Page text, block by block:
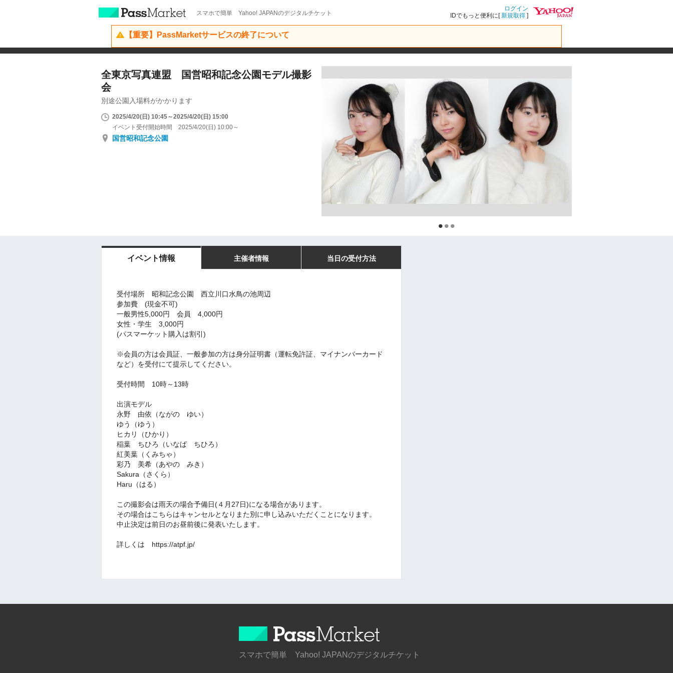
スマホで簡単 Yahoo! JAPANのデジタルチケット
ログイン
IDでもっと便利に[新規取得 ]
【重要】PassMarketサービスの終了について
全東京写真連盟 国営昭和記念公園モデル撮影
会
別途公園入場料がかかります
2025/4/20(日) 10:45～2025/4/20(日) 15:00
イベント受付開始時間 2025/4/20(日) 10:00～
国営昭和記念公園
イベント情報 主催者情報 当日の受付方法
受付場所 昭和記念公園 西立川口水鳥の池周辺
参加費 (現金不可)
一般男性5,000円 会員 4,000円
女性・学生 3,000円
(パスマーケット購入は割引)
※会員の方は会員証、一般参加の方は身分証明書（運転免許証、マイナンバーカード
など）を受付にて提示してください。
受付時間 10時～13時
出演モデル
永野 由依（ながの ゆい）
ゆう（ゆう）
ヒカリ（ひかり）
稲葉 ちひろ（いなば ちひろ）
紅美葉（くみちゃ）
彩乃 美希（あやの みき）
Sakura（さくら）
Haru（はる）
この撮影会は雨天の場合予備日(４月27日)になる場合があります。
その場合はこちらはキャンセルとなりまた別に申し込みいただくことになります。
中止決定は前日のお昼前後に発表いたします。
詳しくは https://atpf.jp/
スマホで簡単 Yahoo! JAPANのデジタルチケット